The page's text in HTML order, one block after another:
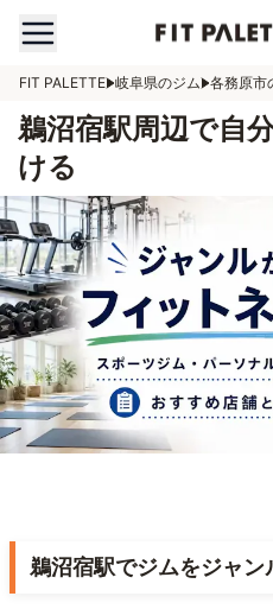
FIT PALETTE 岐阜県のジム 各務原市
鵜沼宿駅周辺で自
ける
鵜沼宿駅でジムをジャン